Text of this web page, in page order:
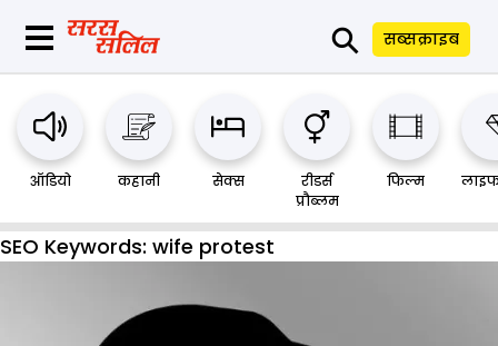
⚲ सब्सक्राइब
ऑडियो कहानी सेक्स
रीडर्स
प्रौब्लम
फिल्म
SEO Keywords: wife protest